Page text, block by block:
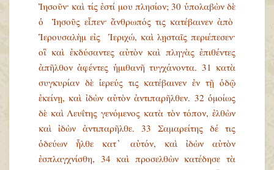
Ἰησοῦν· καὶ τίς ἐστί μου πλησίον; 30 ὑπολαβὼν δὲ
ὁ Ἰησοῦς εἶπεν· ἄνθρωπός τις κατέβαινεν ἀπὸ
Ἱερουσαλὴμ εἰς Ἱεριχώ, καὶ λῃσταῖς περιέπεσεν·
οἳ καὶ ἐκδύσαντες αὐτὸν καὶ πληγὰς ἐπιθέντες
ἀπῆλθον ἀφέντες ἡμιθανῆ τυγχάνοντα. 31 κατὰ
συγκυρίαν δὲ ἱερεύς τις κατέβαινεν ἐν τῇ ὁδῷ
ἐκείνῃ, καὶ ἰδὼν αὐτὸν ἀντιπαρῆλθεν. 32 ὁμοίως
δὲ καὶ Λευΐτης γενόμενος κατὰ τὸν τόπον, ἐλθὼν
καὶ ἰδὼν ἀντιπαρῆλθε. 33 Σαμαρείτης δέ τις
ὁδεύων ἦλθε κατ᾿ αὐτόν, καὶ ἰδὼν αὐτὸν
ἐσπλαγχνίσθη, 34 καὶ προσελθὼν κατέδησε τὰ